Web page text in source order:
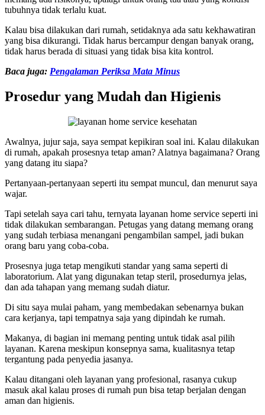
tubuhnya tidak terlalu kuat.
Kalau bisa dilakukan dari rumah, setidaknya ada satu kekhawatiran
yang bisa dikurangi. Tidak harus bercampur dengan banyak orang,
tidak harus berada di situasi yang tidak bisa kita kontrol.
Baca juga: Pengalaman Periksa Mata Minus
Prosedur yang Mudah dan Higienis
Awalnya, jujur saja, saya sempat kepikiran soal ini. Kalau dilakukan
di rumah, apakah prosesnya tetap aman? Alatnya bagaimana? Orang
yang datang itu siapa?
Pertanyaan-pertanyaan seperti itu sempat muncul, dan menurut saya
wajar.
Tapi setelah saya cari tahu, ternyata layanan home service seperti ini
tidak dilakukan sembarangan. Petugas yang datang memang orang
yang sudah terbiasa menangani pengambilan sampel, jadi bukan
orang baru yang coba-coba.
Prosesnya juga tetap mengikuti standar yang sama seperti di
laboratorium. Alat yang digunakan tetap steril, prosedurnya jelas,
dan ada tahapan yang memang sudah diatur.
Di situ saya mulai paham, yang membedakan sebenarnya bukan
cara kerjanya, tapi tempatnya saja yang dipindah ke rumah.
Makanya, di bagian ini memang penting untuk tidak asal pilih
layanan. Karena meskipun konsepnya sama, kualitasnya tetap
tergantung pada penyedia jasanya.
Kalau ditangani oleh layanan yang profesional, rasanya cukup
masuk akal kalau proses di rumah pun bisa tetap berjalan dengan
aman dan higienis.